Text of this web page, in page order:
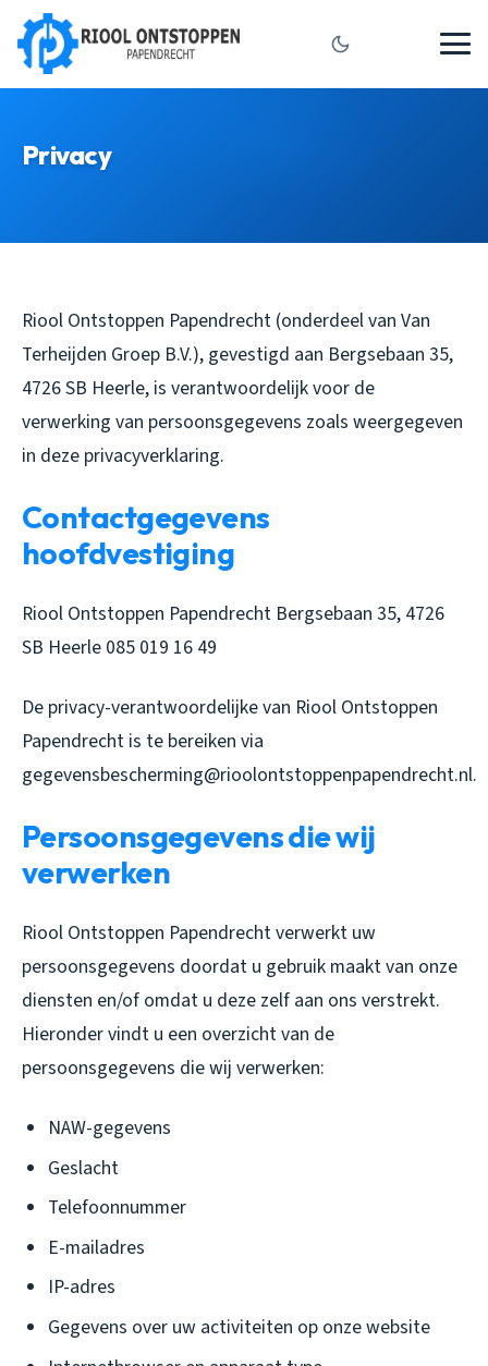
Privacy
Riool Ontstoppen Papendrecht (onderdeel van Van
Terheijden Groep B.V.), gevestigd aan Bergsebaan 35,
4726 SB Heerle, is verantwoordelijk voor de
verwerking van persoonsgegevens zoals weergegeven
in deze privacyverklaring.
Contactgegevens
hoofdvestiging
Riool Ontstoppen Papendrecht Bergsebaan 35, 4726
SB Heerle 085 019 16 49
De privacy-verantwoordelijke van Riool Ontstoppen
Papendrecht is te bereiken via
gegevensbescherming@rioolontstoppenpapendrecht.nl.
Persoonsgegevens die wij
verwerken
Riool Ontstoppen Papendrecht verwerkt uw
persoonsgegevens doordat u gebruik maakt van onze
diensten en/of omdat u deze zelf aan ons verstrekt.
Hieronder vindt u een overzicht van de
persoonsgegevens die wij verwerken:
NAW-gegevens
Geslacht
Telefoonnummer
E-mailadres
IP-adres
Gegevens over uw activiteiten op onze website